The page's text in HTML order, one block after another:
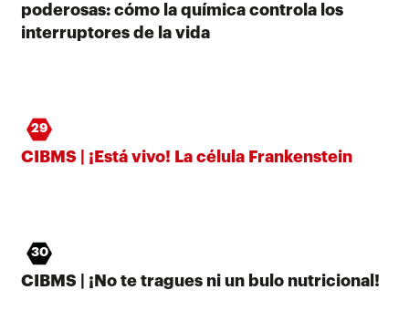
poderosas: cómo la química controla los
interruptores de la vida
29
CIBMS | ¡Está vivo! La célula Frankenstein
30
CIBMS | ¡No te tragues ni un bulo nutricional!